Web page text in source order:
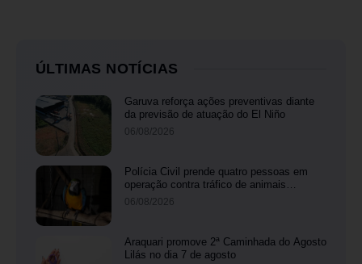
ÚLTIMAS NOTÍCIAS
Garuva reforça ações preventivas diante
da previsão de atuação do El Niño
06/08/2026
Polícia Civil prende quatro pessoas em
operação contra tráfico de animais
silvestres
06/08/2026
Araquari promove 2ª Caminhada do Agosto
Lilás no dia 7 de agosto